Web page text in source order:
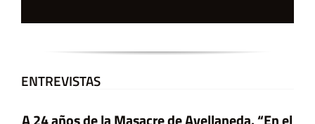
ENTREVISTAS